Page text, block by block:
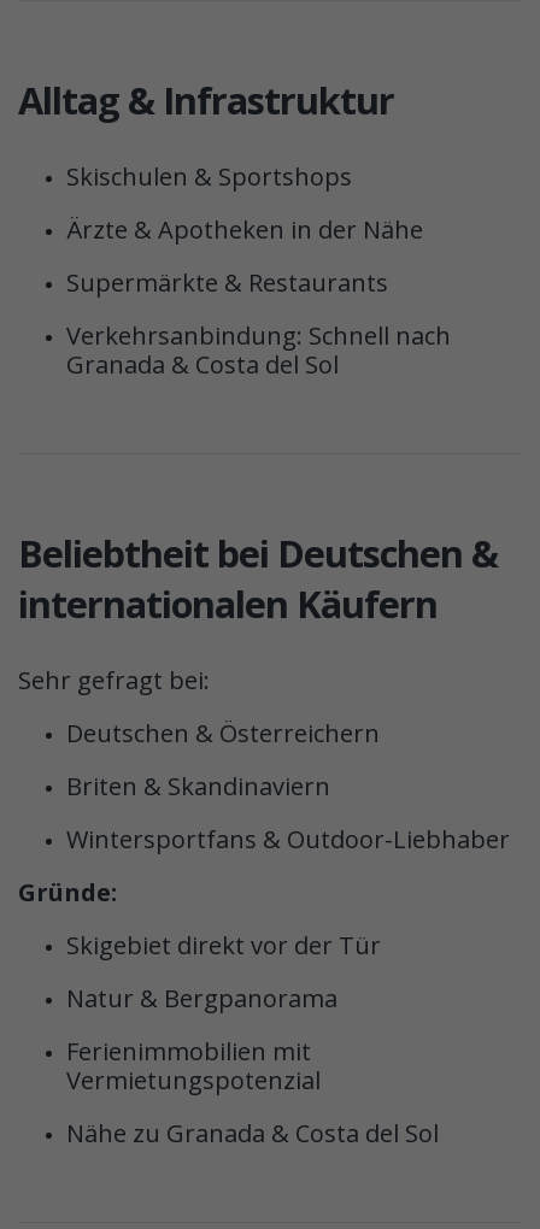
Alltag & Infrastruktur
Skischulen & Sportshops
Ärzte & Apotheken in der Nähe
Supermärkte & Restaurants
Verkehrsanbindung: Schnell nach
Granada & Costa del Sol
Beliebtheit bei Deutschen &
internationalen Käufern
Sehr gefragt bei:
Deutschen & Österreichern
Briten & Skandinaviern
Wintersportfans & Outdoor-Liebhaber
Gründe:
Skigebiet direkt vor der Tür
Natur & Bergpanorama
Ferienimmobilien mit
Vermietungspotenzial
Nähe zu Granada & Costa del Sol